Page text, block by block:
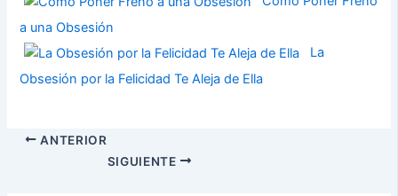
a una Obsesión
La
Obsesión por la Felicidad Te Aleja de Ella
ANTERIOR
SIGUIENTE